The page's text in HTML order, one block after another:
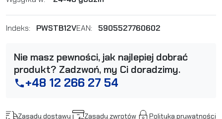
Indeks: PWSTB12VEAN: 5905527760602
Nie masz pewności, jak najlepiej dobrać
produkt? Zadzwoń, my Ci doradzimy.
phone+48 12 266 27 54
Zasady dostawy Zasady zwrotów Polityka prywatności